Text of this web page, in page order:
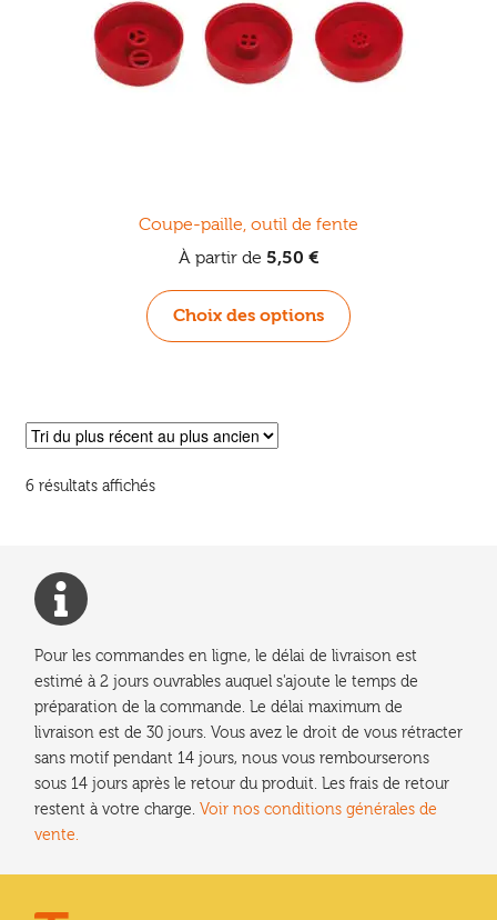
la
page
du
Coupe-paille, outil de fente
À partir de 5,50 €
Choix des options
Ce
produit
du
produit
6 résultats affichésTrié
Pour les commandes en ligne, le délai de livraison est
estimé à 2 jours ouvrables auquel s'ajoute le temps de
préparation de la commande. Le délai maximum de
livraison est de 30 jours. Vous avez le droit de vous rétracter
sans motif pendant 14 jours, nous vous rembourserons
sous 14 jours après le retour du produit. Les frais de retour
restent à votre charge. Voir nos conditions générales de
vente.